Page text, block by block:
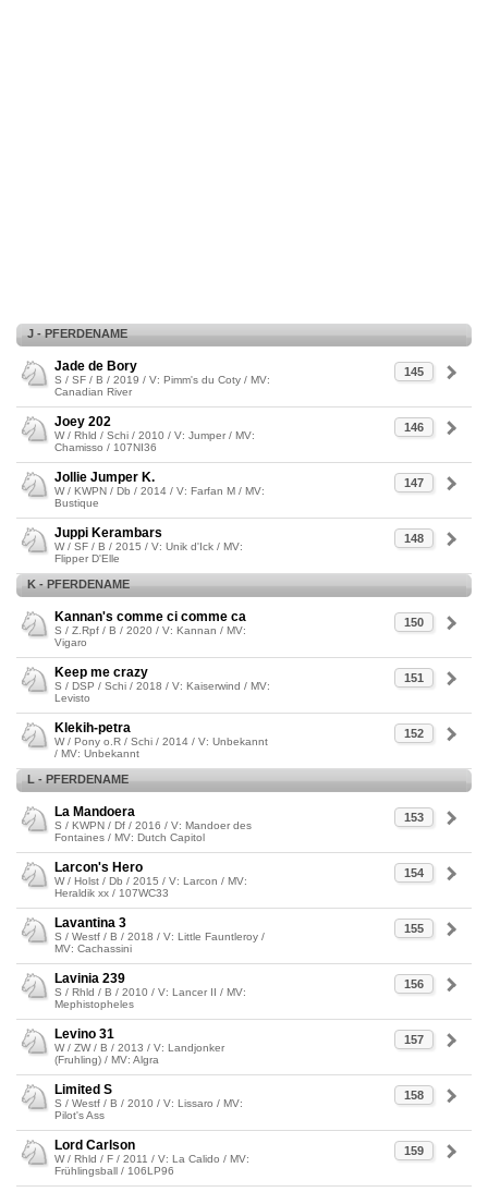
J - PFERDENAME
145
Jade de Bory
S / SF / B / 2019 / V: Pimm's du Coty / MV:
Canadian River
146
Joey 202
W / Rhld / Schi / 2010 / V: Jumper / MV:
Chamisso / 107NI36
147
Jollie Jumper K.
W / KWPN / Db / 2014 / V: Farfan M / MV:
Bustique
148
Juppi Kerambars
W / SF / B / 2015 / V: Unik d'Ick / MV:
Flipper D'Elle
K - PFERDENAME
150
Kannan's comme ci comme ca
S / Z.Rpf / B / 2020 / V: Kannan / MV:
Vigaro
151
Keep me crazy
S / DSP / Schi / 2018 / V: Kaiserwind / MV:
Levisto
152
Klekih-petra
W / Pony o.R / Schi / 2014 / V: Unbekannt
/ MV: Unbekannt
L - PFERDENAME
153
La Mandoera
S / KWPN / Df / 2016 / V: Mandoer des
Fontaines / MV: Dutch Capitol
154
Larcon's Hero
W / Holst / Db / 2015 / V: Larcon / MV:
Heraldik xx / 107WC33
155
Lavantina 3
S / Westf / B / 2018 / V: Little Fauntleroy /
MV: Cachassini
156
Lavinia 239
S / Rhld / B / 2010 / V: Lancer II / MV:
Mephistopheles
157
Levino 31
W / ZW / B / 2013 / V: Landjonker
(Fruhling) / MV: Algra
158
Limited S
S / Westf / B / 2010 / V: Lissaro / MV:
Pilot's Ass
159
Lord Carlson
W / Rhld / F / 2011 / V: La Calido / MV:
Frühlingsball / 106LP96